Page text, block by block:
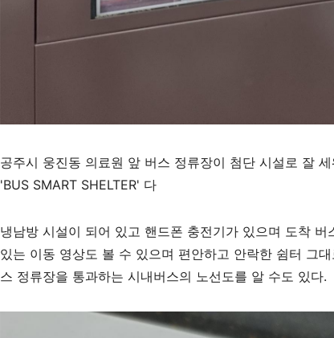
공주시 웅진동 의료원 앞 버스 정류장이 첨단 시설로 잘
'BUS SMART SHELTER' 다
냉남방 시설이 되어 있고 핸드폰 충전기가 있으며 도착 버
있는 이동 영상도 볼 수 있으며 편안하고 안락한 쉼터 그
스 정류장을 통과하는 시내버스의 노선도를 알 수도 있다.